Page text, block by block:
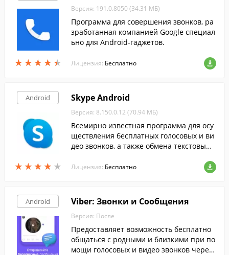
★ ★ ★ ★ ★
★ ★ ★ ★ ★
Версия: 191.0.8050 (34.31 МБ)
Программа для совершения звонков, ра
зработанная компанией Google специал
ьно для Android-гаджетов.
Лицензия: Бесплатно
Android
★ ★ ★ ★ ★
★ ★ ★ ★ ★
Skype Android
Версия: 8.150.0.12 (70.94 МБ)
Всемирно известная программа для осу
ществления бесплатных голосовых и ви
део звонков, а также обмена текстовыми
Лицензия: Бесплатно
Android Viber: Звонки и Сообщения
Версия: После
Предоставляет возможность бесплатно
общаться с родными и близкими при по
мощи голосовых и видео звонков через